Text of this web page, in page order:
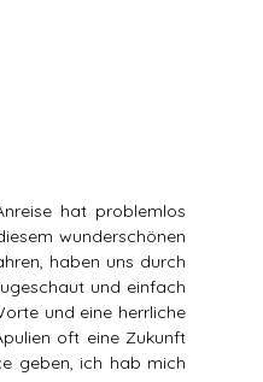
hat problemlos
wunderschönen
haben uns durch
und einfach
und eine herrliche
oft eine Zukunft
geben, ich hab mich